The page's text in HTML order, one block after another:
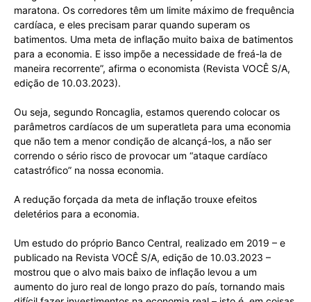
maratona. Os corredores têm um limite máximo de frequência
cardíaca, e eles precisam parar quando superam os
batimentos. Uma meta de inflação muito baixa de batimentos
para a economia. E isso impõe a necessidade de freá-la de
maneira recorrente”, afirma o economista (Revista VOCÊ S/A,
edição de 10.03.2023).
Ou seja, segundo Roncaglia, estamos querendo colocar os
parâmetros cardíacos de um superatleta para uma economia
que não tem a menor condição de alcançá-los, a não ser
correndo o sério risco de provocar um “ataque cardíaco
catastrófico” na nossa economia.
A redução forçada da meta de inflação trouxe efeitos
deletérios para a economia.
Um estudo do próprio Banco Central, realizado em 2019 – e
publicado na Revista VOCÊ S/A, edição de 10.03.2023 –
mostrou que o alvo mais baixo de inflação levou a um
aumento do juro real de longo prazo do país, tornando mais